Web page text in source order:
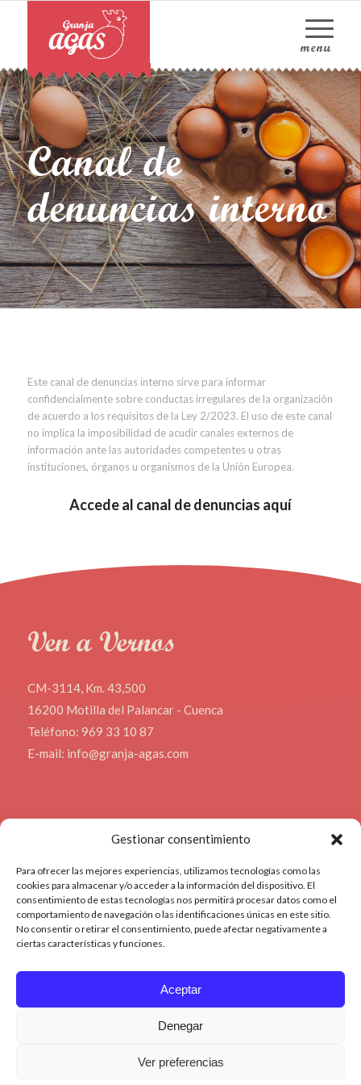
Gestionar consentimiento
Para ofrecer las mejores experiencias, utilizamos tecnologías como las
cookies para almacenar y/o acceder a la información del dispositivo. El
consentimiento de estas tecnologías nos permitirá procesar datos como el
comportamiento de navegación o las identificaciones únicas en este sitio.
No consentir o retirar el consentimiento, puede afectar negativamente a
ciertas características y funciones.
Aceptar
Denegar
Ver preferencias
Canal de
denuncias interno
Este canal de denuncias interno sirve para informar
confidencialmente sobre conductas irregulares de la organización
de acuerdo a los requisitos de la Ley 2/2023. El uso de este canal
no implica la imposibilidad de acudir canales externos de
información ante las autoridades competentes u otras
instituciones, órganos u organismos de la Unión Europea.
Accede al canal de denuncias aquí
Ven a Vernos
CM-3114, Km. 43,500
16200 Motilla del Palancar - Cuenca
Teléfono: 969 33 10 87
E-mail: info@granja-agas.com
Contact us
CM-3114, Km. 43,500
16200 Motilla del Palancar - Cuenca
Telephone: 969 33 10 87
Aviso Legal